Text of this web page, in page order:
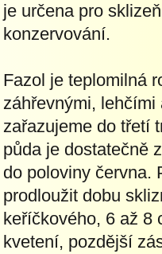
je určena pro
konzervování.
Fazol je teplomilná
záhřevnými,
zařazujeme do třetí
půda je dostatečně
do poloviny června.
prodloužit dobu
keříčkového, 6 až 8
kvetení, pozdější